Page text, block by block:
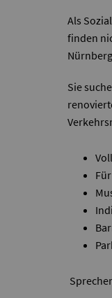
Als
finden
Sie